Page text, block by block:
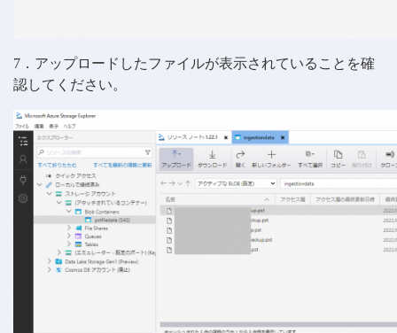
7．アップロードしたファイルが表示されていることを確
認してください。